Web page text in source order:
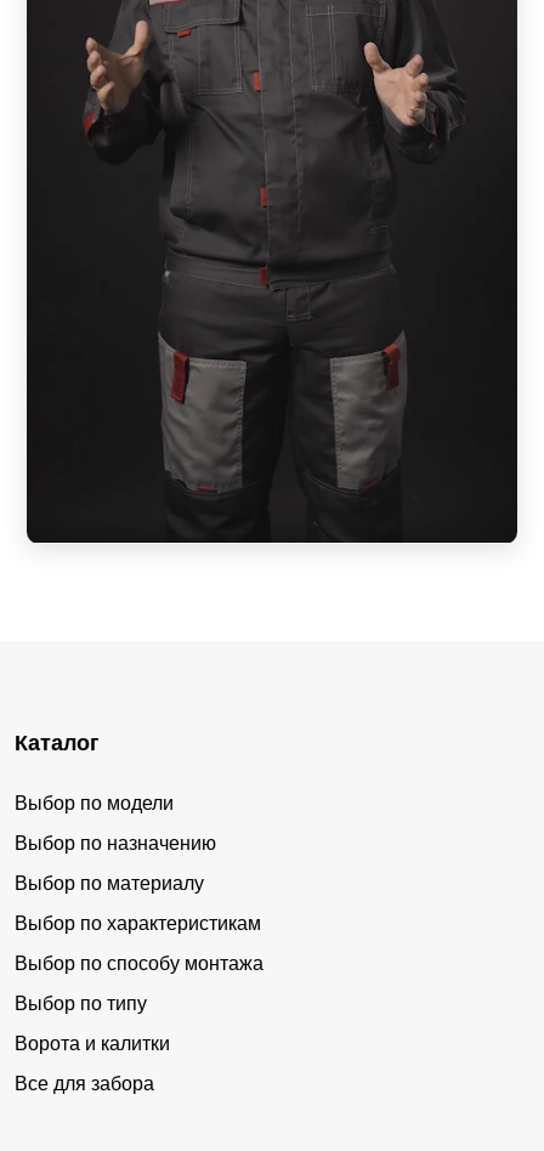
Каталог
Выбор по модели
Выбор по назначению
Выбор по материалу
Выбор по характеристикам
Выбор по способу монтажа
Выбор по типу
Ворота и калитки
Все для забора